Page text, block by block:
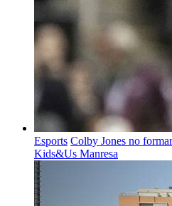
Esports Colby Jones no
Kids&Us Manresa